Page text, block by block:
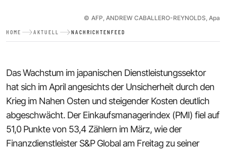
© AFP, ANDREW CABALLERO-REYNOLDS, Apa
HOME AKTUELL NACHRICHTENFEED
Das Wachstum im japanischen Dienstleistungssektor
hat sich im April angesichts der Unsicherheit durch den
Krieg im Nahen Osten und steigender Kosten deutlich
abgeschwächt. Der Einkaufsmanagerindex (PMI) fiel auf
51,0 Punkte von 53,4 Zählern im März, wie der
Finanzdienstleister S&P Global am Freitag zu seiner